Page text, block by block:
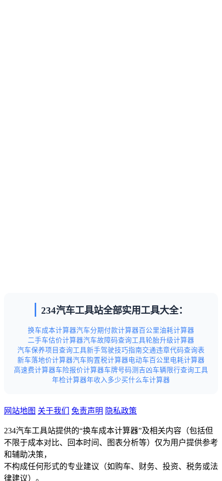
234汽车工具站全部实用工具大全：
换车成本计算器汽车分期付款计算器百公里油耗计算器
二手车估价计算器汽车故障码查询工具轮胎升级计算器
汽车保养项目查询工具新手驾驶技巧指南交通违章代码查询表
新车落地价计算器汽车购置税计算器电动车百公里电耗计算器
高速费计算器车险报价计算器车牌号码测吉凶车辆限行查询工具
年检计算器年收入多少买什么车计算器
网站地图 关于我们 免责声明 隐私政策
234汽车工具站提供的“换车成本计算器”及相关内容（包括但
不限于成本对比、回本时间、图表分析等）仅为用户提供参考
和辅助决策，
不构成任何形式的专业建议（如购车、财务、投资、税务或法
律建议）。